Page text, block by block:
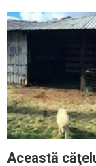
Această